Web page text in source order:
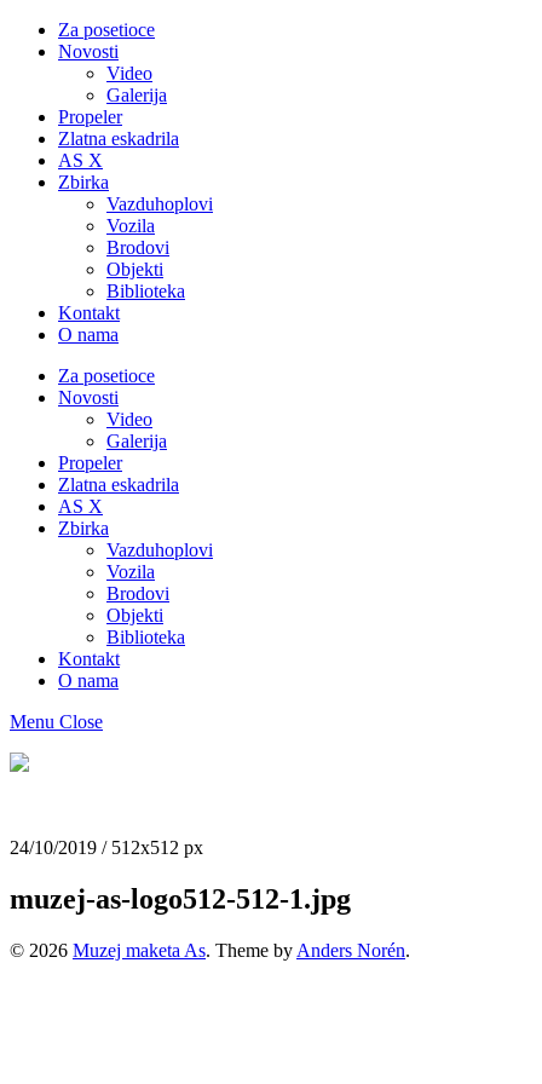
Za posetioce
Novosti
Video
Galerija
Propeler
Zlatna eskadrila
AS X
Zbirka
Vazduhoplovi
Vozila
Brodovi
Objekti
Biblioteka
Kontakt
O nama
Za posetioce
Novosti
Video
Galerija
Propeler
Zlatna eskadrila
AS X
Zbirka
Vazduhoplovi
Vozila
Brodovi
Objekti
Biblioteka
Kontakt
O nama
Menu Close
Muzej
24/10/2019 /512x512 px
muzej-as-logo512-512-1.jpg
© 2026 Muzej maketa As. Theme by Anders Norén.